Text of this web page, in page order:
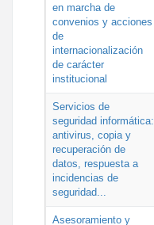
en marcha de
convenios y acciones
de
internacionalización
de carácter
institucional
Servicios de
seguridad informática:
antivirus, copia y
recuperación de
datos, respuesta a
incidencias de
seguridad...
Asesoramiento y